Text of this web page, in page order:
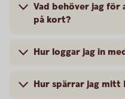
Vad behöver jag för
på kort?
Hur loggar jag in
Hur spärrar jag mitt